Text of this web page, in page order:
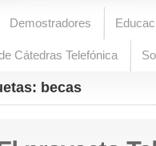
Demostradores
Cátedras Telefónica
becas